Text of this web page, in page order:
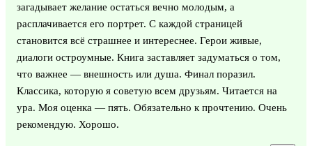
загадывает желание остаться вечно молодым, а
расплачивается его портрет. С каждой страницей
становится всё страшнее и интереснее. Герои живые,
диалоги остроумные. Книга заставляет задуматься о том,
что важнее — внешность или душа. Финал поразил.
Классика, которую я советую всем друзьям. Читается на
ура. Моя оценка — пять. Обязательно к прочтению. Очень
рекомендую. Хорошо.